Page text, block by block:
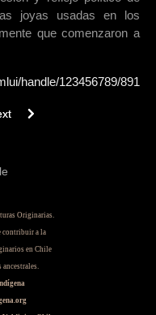
joyas usadas en los
que comenzaron a
handle/123456789/891
de estudio sector
article: Telar Mapuche de
Originarias.
contribuir a la
en Chile